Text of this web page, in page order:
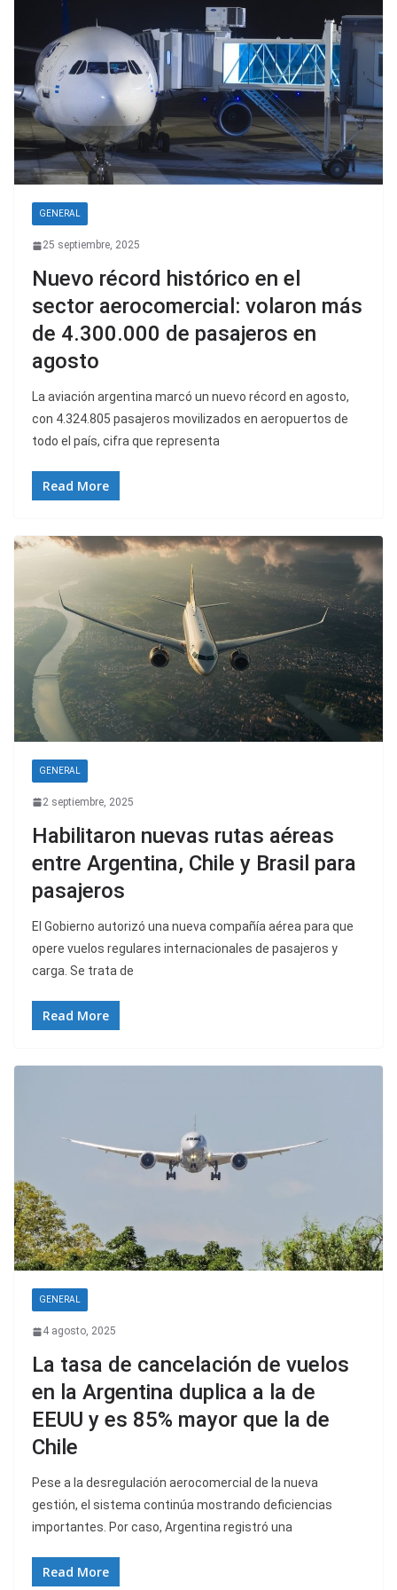
GENERAL
25 septiembre, 2025
Nuevo récord histórico en el
sector aerocomercial: volaron más
de 4.300.000 de pasajeros en
agosto
La aviación argentina marcó un nuevo récord en agosto,
con 4.324.805 pasajeros movilizados en aeropuertos de
todo el país, cifra que representa
Read More
GENERAL
2 septiembre, 2025
Habilitaron nuevas rutas aéreas
entre Argentina, Chile y Brasil para
pasajeros
El Gobierno autorizó una nueva compañía aérea para que
opere vuelos regulares internacionales de pasajeros y
carga. Se trata de
Read More
GENERAL
4 agosto, 2025
La tasa de cancelación de vuelos
en la Argentina duplica a la de
EEUU y es 85% mayor que la de
Chile
Pese a la desregulación aerocomercial de la nueva
gestión, el sistema continúa mostrando deficiencias
importantes. Por caso, Argentina registró una
Read More